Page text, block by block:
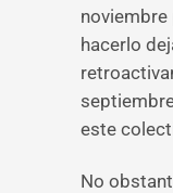
noviembre
hacerlo
este
No